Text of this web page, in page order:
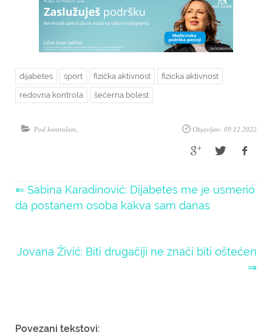
dijabetes sport fizička aktivnost fizicka aktivnost
redovna kontrola šećerna bolest
Objavljen: 09.12.2022
Pod kontrolom
⇐ Sabina Karadinović: Dijabetes me je usmerio
da postanem osoba kakva sam danas
Jovana Živić: Biti drugačiji ne znači biti oštećen
⇒
Povezani tekstovi: